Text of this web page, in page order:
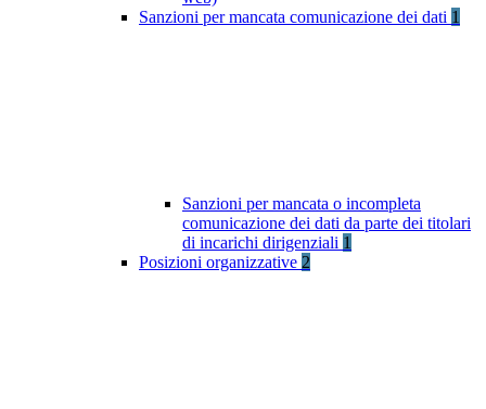
Sanzioni per mancata comunicazione dei dati 1
Sanzioni per mancata o incompleta
comunicazione dei dati da parte dei titolari
di incarichi dirigenziali 1
Posizioni organizzative 2